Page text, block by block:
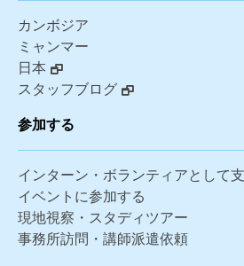
カンボジア
ミャンマー
日本
スタッフブログ
参加する
インターン・ボランティアとして
イベントに参加する
現地視察・スタディツアー
事務所訪問・講師派遣依頼